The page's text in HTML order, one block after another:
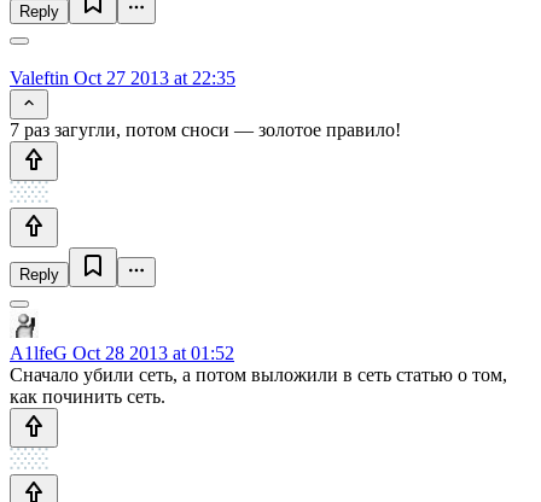
Reply
Valeftin Oct 27 2013 at 22:35
7 раз загугли, потом сноси — золотое правило!
Reply
A1lfeG Oct 28 2013 at 01:52
Сначало убили сеть, а потом выложили в сеть статью о том,
как починить сеть.